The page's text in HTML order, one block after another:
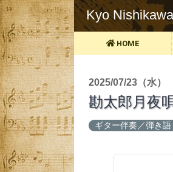
Kyo Nishikawa
HOME
2025/07/23（水）
勘太郎月夜
ギター伴奏／弾き